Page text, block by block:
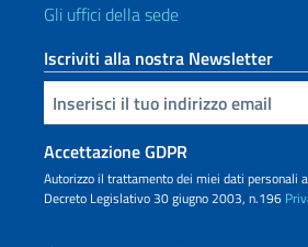
Gli uffici della sede
Iscriviti alla nostra Newsletter
Inserisci la tua email
Accettazione GDPR
Autorizzo il trattamento dei miei dati personali
Decreto Legislativo 30 giugno 2003, n.196